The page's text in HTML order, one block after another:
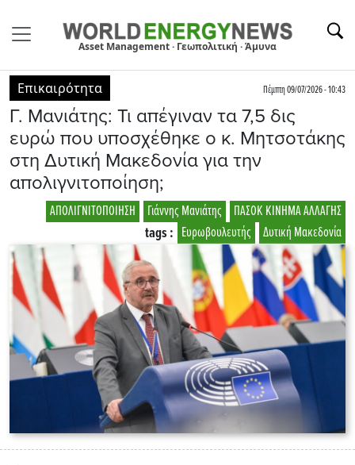
Asset Management · Γεωπολιτική · Άμυνα
Επικαιρότητα Πέμπτη 09/07/2026 - 10:43
Γ. Μανιάτης: Τι απέγιναν τα 7,5 δις
ευρώ που υποσχέθηκε ο κ. Μητσοτάκης
στη Δυτική Μακεδονία για την
απολιγνιτοποίηση;
ΠΑΣΟΚ ΚΙΝΗΜΑ ΑΛΛΑΓΗΣ
Γιάννης Μανιάτης
ΑΠΟΛΙΓΝΙΤΟΠΟΙΗΣΗ
Δυτική Μακεδονία
Ευρωβουλευτής
tags :